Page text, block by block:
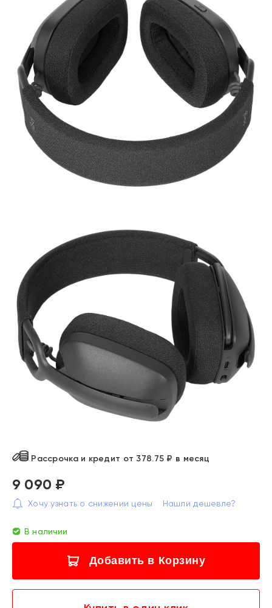
Рассрочка и кредит от 378.75 ₽ в месяц
9 090 ₽
Хочу узнать о снижении цены Нашли дешевле?
В наличии
Добавить в Корзину